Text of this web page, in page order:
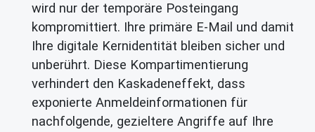
wird nur der temporäre Posteingang
kompromittiert. Ihre primäre E-Mail und damit
Ihre digitale Kernidentität bleiben sicher und
unberührt. Diese Kompartimentierung
verhindert den Kaskadeneffekt, dass
exponierte Anmeldeinformationen für
nachfolgende, gezieltere Angriffe auf Ihre